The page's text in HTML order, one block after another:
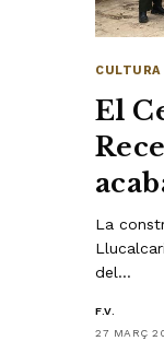
CULTURA
El
La
del…
F.V.
27 MARÇ